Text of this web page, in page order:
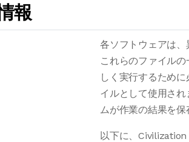
報
各ソフトウェアは、
これらのファイル
しく実行するため
イルとして使用さ
ムが作業の結果を保
以下に、Civilization